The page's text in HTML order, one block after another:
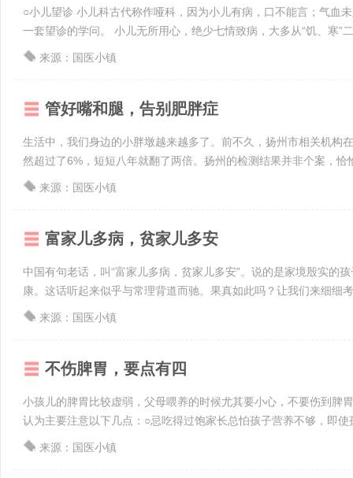
○小儿望诊 小儿科古代称作哑科，因为小儿有病，口不能言；气血
一套望诊的学问。 小儿无所用心，绝少七情致病，大多从“饥、寒”
来源：国医小镇
管好嘴和腿，告别肥胖症
生活中，我们身边的小胖墩越来越多了。前不久，扬州市相关机构
然超过了6%，短短八年就翻了两倍。扬州的检测结果并非个案，
来源：国医小镇
富家儿多病，贫家儿多安
中国有句老话，叫“富家儿多病，贫家儿多安”。说的是家境殷实的
康。这话听起来似乎与常理背道而驰。果真如此吗？让我们来细细
来源：国医小镇
不伤脾胃，要点有四
小孩儿的脾胃比较虚弱，父母喂养的时候尤其要小心，不要伤到脾
认为主要注意以下几点：○忌吃得过饱家长总怕孩子营养不够，即
来源：国医小镇